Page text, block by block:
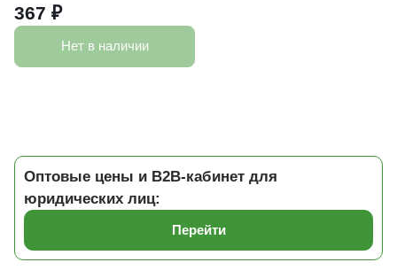
367 ₽
Нет в наличии
Оптовые цены и B2B-кабинет для
юридических лиц:
Перейти